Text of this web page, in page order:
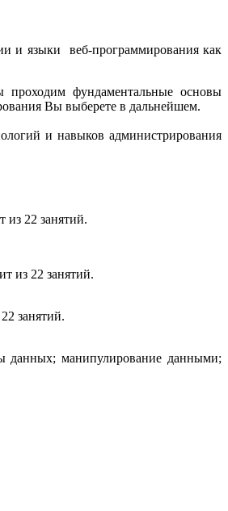
и языки веб-программирования как
фундаментальные основы
Вы выберете в дальнейшем.
и навыков администрирования
из 22 занятий.
из 22 занятий.
занятий.
данных; манипулирование данными;